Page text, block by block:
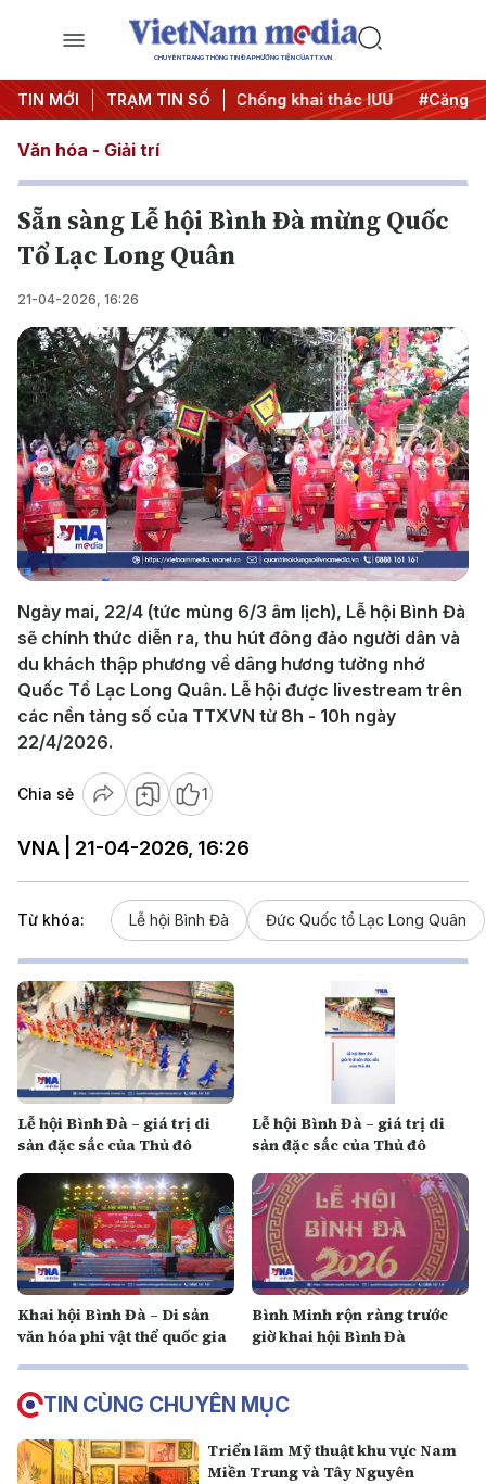
CHUYÊN TRANG THÔNG TIN ĐA PHƯƠNG TIỆN CỦA TTXVN
TIN MỚI TRẠM TIN SỐ
dịch 500 ngày đêm #Chống khai thác IUU #Căng thẳng
Văn hóa - Giải trí
Sẵn sàng Lễ hội Bình Đà mừng Quốc
Tổ Lạc Long Quân
21-04-2026, 16:26
Play
Video
Ngày mai, 22/4 (tức mùng 6/3 âm lịch), Lễ hội Bình Đà
sẽ chính thức diễn ra, thu hút đông đảo người dân và
du khách thập phương về dâng hương tưởng nhớ
Quốc Tổ Lạc Long Quân. Lễ hội được livestream trên
các nền tảng số của TTXVN từ 8h - 10h ngày
22/4/2026.
Chia sẻ 1
VNA | 21-04-2026, 16:26
Từ khóa: Lễ hội Bình Đà Đức Quốc tổ Lạc Long Quân
Lễ hội Bình Đà – giá trị di
sản đặc sắc của Thủ đô
Lễ hội Bình Đà – giá trị di
sản đặc sắc của Thủ đô
Khai hội Bình Đà – Di sản
văn hóa phi vật thể quốc gia
Bình Minh rộn ràng trước
giờ khai hội Bình Đà
TIN CÙNG CHUYÊN MỤC
Triển lãm Mỹ thuật khu vực Nam
Miền Trung và Tây Nguyên